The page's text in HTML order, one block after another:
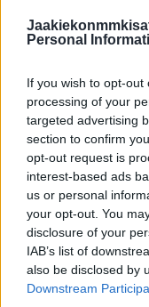
Personal
If you wish to opt-
processing of your
targeted advertising
section to confirm
opt-out request is
interest-based ads
us or personal
your opt-out. You
disclosure of your
IAB’s list of
also be disclosed by
Downstream
selvitettyä ja mies
uran jatkoa.
Edellinen artikkeli
Sami Lepistö, 38, joutuu